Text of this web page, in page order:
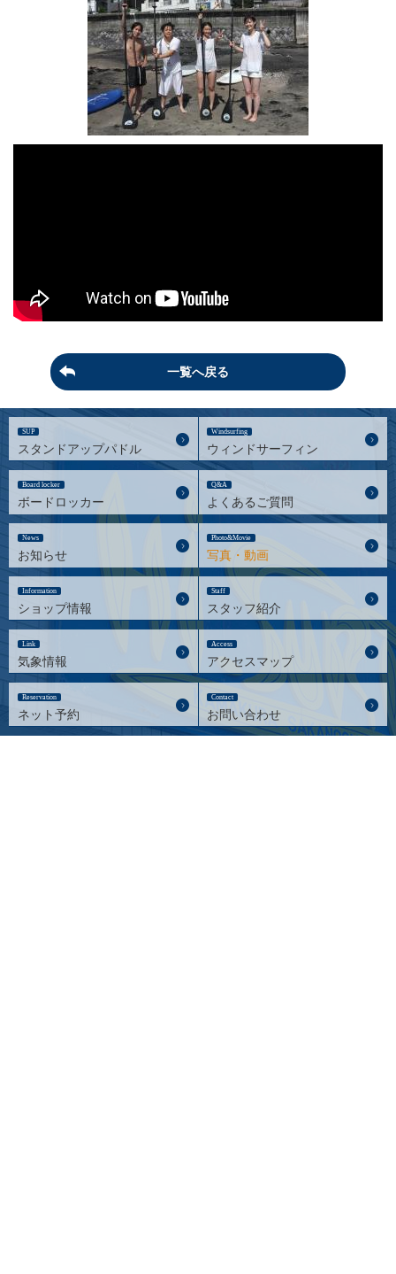
一覧へ戻る
SUP
スタンドアップパドル
Windsurfing
ウィンドサーフィン
Board locker
ボードロッカー
Q&A
よくあるご質問
News
お知らせ
Photo&Movie
写真・動画
Information
ショップ情報
Staff
スタッフ紹介
Link
気象情報
Access
アクセスマップ
Reservation
ネット予約
Contact
お問い合わせ